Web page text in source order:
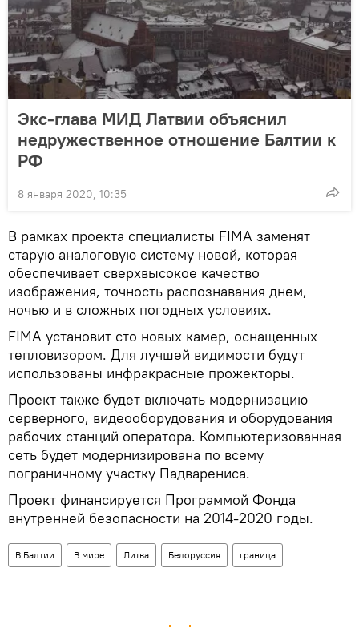
Экс-глава МИД Латвии объяснил
недружественное отношение Балтии к
РФ
8 января 2020, 10:35
В рамках проекта специалисты FIMA заменят
старую аналоговую систему новой, которая
обеспечивает сверхвысокое качество
изображения, точность распознавания днем,
ночью и в сложных погодных условиях.
FIMA установит сто новых камер, оснащенных
тепловизором. Для лучшей видимости будут
использованы инфракрасные прожекторы.
Проект также будет включать модернизацию
серверного, видеооборудования и оборудования
рабочих станций оператора. Компьютеризованная
сеть будет модернизирована по всему
пограничному участку Падварениса.
Проект финансируется Программой Фонда
внутренней безопасности на 2014-2020 годы.
В Балтии В мире Литва Белоруссия граница